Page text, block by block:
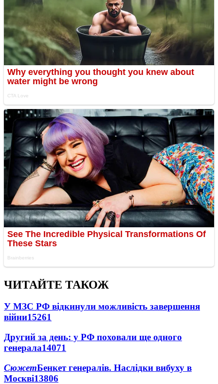
ЧИТАЙТЕ ТАКОЖ
У МЗС РФ відкинули можливість завершення
війни15261
Другий за день: у РФ поховали ще одного
генерала14071
СюжетБенкет генералів. Наслідки вибуху в
Москві13806